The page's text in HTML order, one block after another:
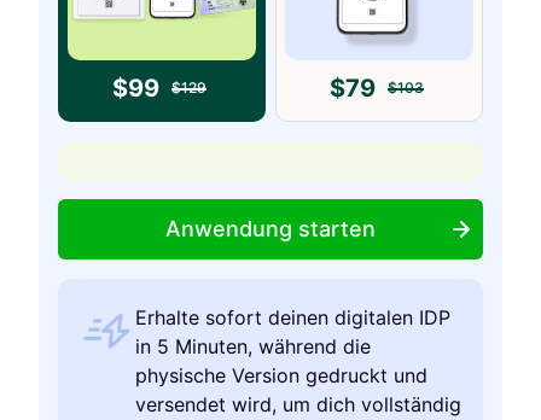
$99 $129 $79 $103
Anwendung starten
Erhalte sofort deinen digitalen IDP
in 5 Minuten, während die
physische Version gedruckt und
versendet wird, um dich vollständig